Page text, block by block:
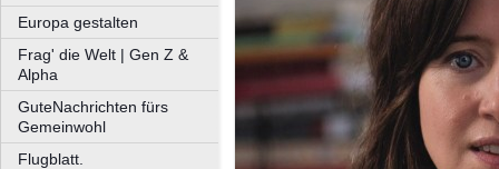
Europa gestalten
Frag' die Welt | Gen Z &
Alpha
GuteNachrichten fürs
Gemeinwohl
Flugblatt.